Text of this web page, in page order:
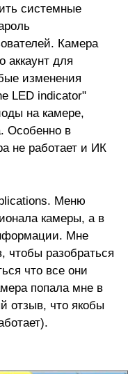
системные
Камера
аккаунт для
изменения
LED indicator"
на камере,
Особенно в
не работает и ИК
Меню
камеры, а в
Мне
чтобы разобраться
что все они
попала мне в
отзыв, что якобы